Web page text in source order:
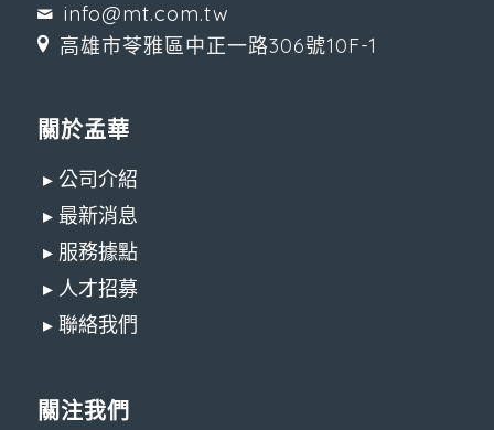
info@mt.com.tw
高雄市苓雅區中正一路306號10F-1
關於孟華
▸ 公司介紹
▸ 最新消息
▸ 服務據點
▸ 人才招募
▸ 聯絡我們
關注我們